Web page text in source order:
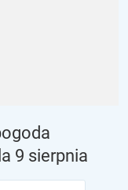
9 sierpnia